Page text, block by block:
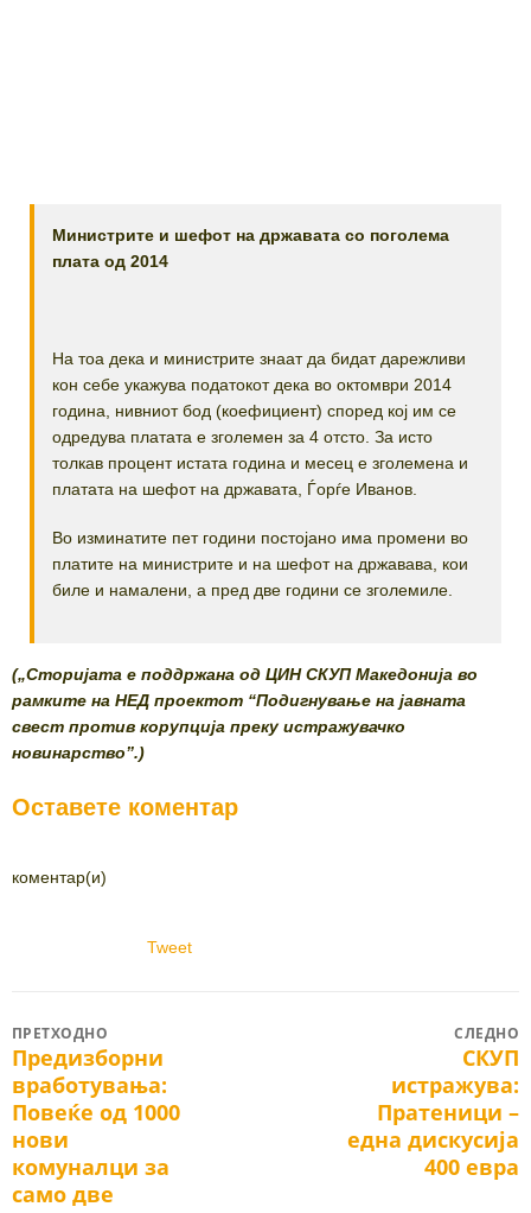
Министрите и шефот на државата со поголема
плата од 2014
На тоа дека и министрите знаат да бидат дарежливи
кон себе укажува податокот дека во октомври 2014
година, нивниот бод (коефициент) според кој им се
одредува платата е зголемен за 4 отсто. За исто
толкав процент истата година и месец е зголемена и
платата на шефот на државата, Ѓорѓе Иванов.
Во изминатите пет години постојано има промени во
платите на министрите и на шефот на државава, кои
биле и намалени, а пред две години се зголемиле.
(„Сторијата е поддржана од ЦИН СКУП Македонија во
рамките на НЕД проектот “Подигнување на јавната
свест против корупција преку истражувачко
новинарство”.)
Оставете коментар
коментар(и)
Tweet
Post
navigation
ПРЕТХОДНО
Previous
post:
Предизборни
вработувања:
Повеќе од 1000
нови
комуналци за
само две
СЛЕДНО
СКУП
истражува:
Пратеници –
една дискусија
400 евра